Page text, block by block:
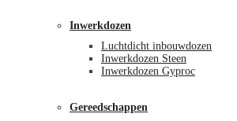
Inwerkdozen
Luchtdicht inbouwdozen
Inwerkdozen Steen
Inwerkdozen Gyproc
Gereedschappen